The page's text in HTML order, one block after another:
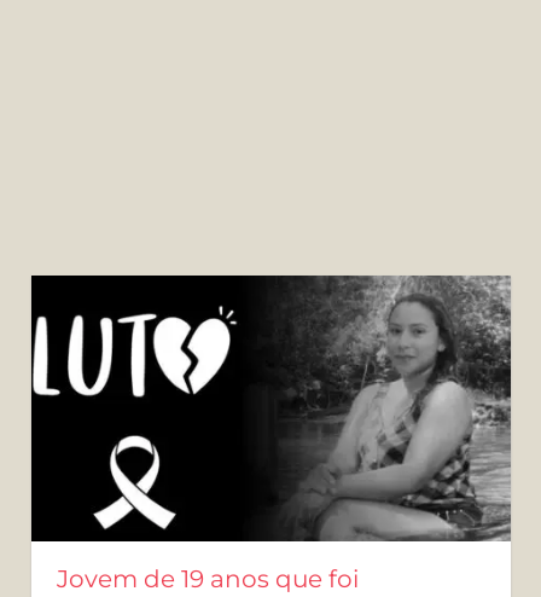
Jovem de 19 anos que foi